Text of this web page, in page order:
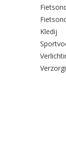
Kledij